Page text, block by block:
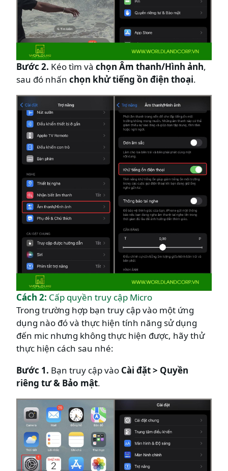
Bước 2. Kéo tìm và chọn Âm thanh/Hình ảnh,
sau đó nhấn chọn khử tiếng ồn điện thoại.
Cách 2: Cấp quyền truy cập Micro
Trong trường hợp bạn truy cập vào một ứng
dụng nào đó và thực hiện tính năng sử dụng
đến mic nhưng không thực hiện được, hãy thử
thực hiện cách sau nhé:
Bước 1. Bạn truy cập vào Cài đặt > Quyền
riêng tư & Bảo mật.